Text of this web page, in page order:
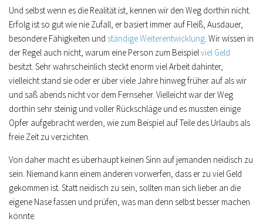
Und selbst wenn es die Realität ist, kennen wir den Weg dorthin nicht.
Erfolg ist so gut wie nie Zufall, er basiert immer auf Fleiß, Ausdauer,
besondere Fähigkeiten und ständige Weiterentwicklung. Wir wissen in
der Regel auch nicht, warum eine Person zum Beispielviel Geld
besitzt. Sehr wahrscheinlich steckt enorm viel Arbeit dahinter,
vielleicht stand sie oder er über viele Jahre hinweg früher auf als wir
und saß abends nicht vor dem Fernseher. Vielleicht war der Weg
dorthin sehr steinig und voller Rückschläge und es mussten einige
Opfer aufgebracht werden, wie zum Beispiel auf Teile des Urlaubs als
freie Zeit zu verzichten.
Von daher macht es überhaupt keinen Sinn auf jemanden neidisch zu
sein. Niemand kann einem anderen vorwerfen, dass er zu viel Geld
gekommen ist. Statt neidisch zu sein, sollten man sich lieber an die
eigene Nase fassen und prüfen, was man denn selbst besser machen
könnte.